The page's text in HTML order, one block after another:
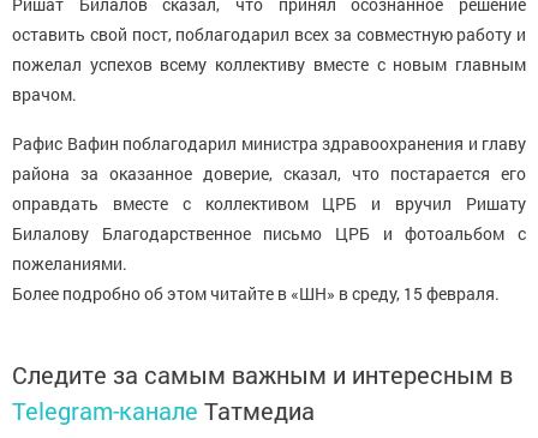
оставить свой пост, поблагодарил всех за совместную работу и
пожелал успехов всему коллективу вместе с новым главным
врачом.
Рафис Вафин поблагодарил министра здравоохранения и главу
района за оказанное доверие, сказал, что постарается его
оправдать вместе с коллективом ЦРБ и вручил Ришату
Билалову Благодарственное письмо ЦРБ и фотоальбом с
пожеланиями.
Более подробно об этом читайте в «ШН» в среду, 15 февраля.
Следите за самым важным и интересным в
Telegram-канале Татмедиа